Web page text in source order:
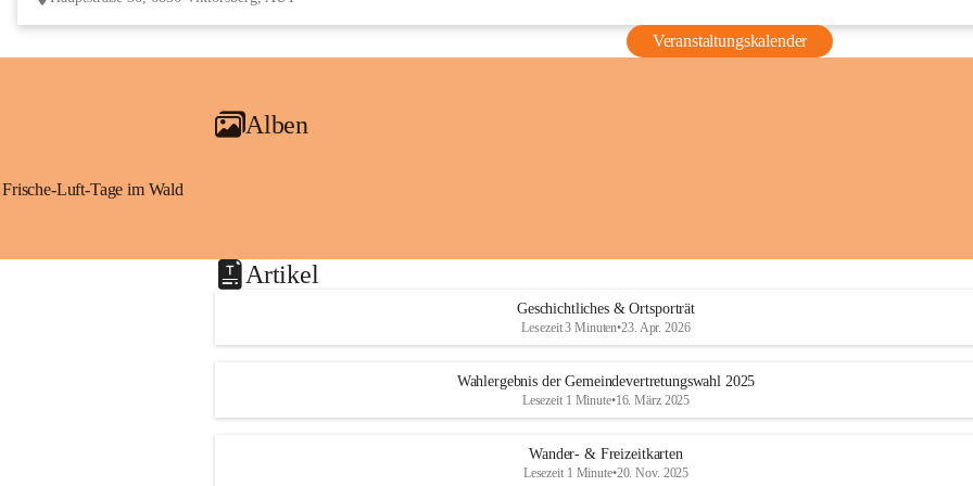
Veranstaltungskalender
Alben
Frische-Luft-Tage im Wald
Artikel
Geschichtliches & Ortsporträt
Lesezeit 3 Minuten•23. Apr. 2026
Wahlergebnis der Gemeindevertretungswahl 2025
Lesezeit 1 Minute•16. März 2025
Wander- & Freizeitkarten
Lesezeit 1 Minute•20. Nov. 2025